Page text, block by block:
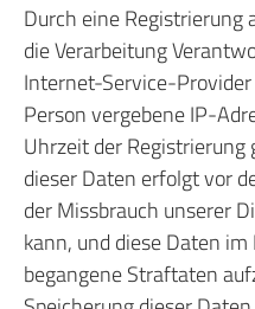
Durch eine
die Verarbeitung
Internet-Service-
Person vergebene IP-
Uhrzeit der Registrierung
dieser Daten erfolgt vor
der Missbrauch unserer
kann, und diese Daten
begangene Straftaten